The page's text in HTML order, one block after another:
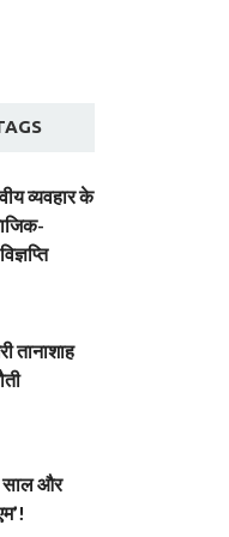
व्यवहार के
तानाशाह
साल और